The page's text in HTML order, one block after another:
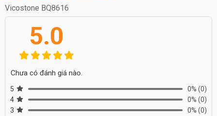
Vicostone BQ8616
5.0
Chưa có đánh giá nào.
5 0% (0)
4
0% (0)
3
0% (0)